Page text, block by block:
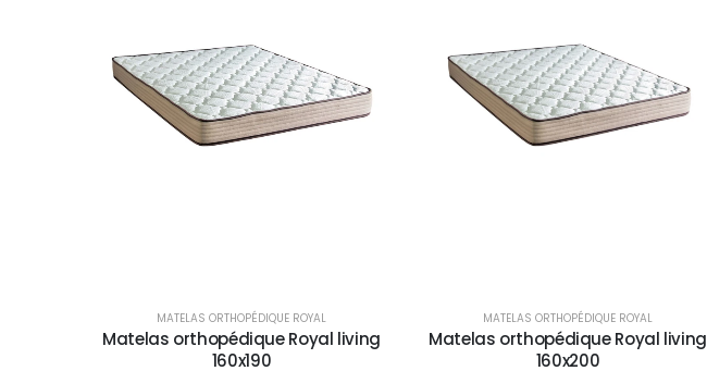
MATELAS ORTHOPÉDIQUE ROYAL
Matelas orthopédique Royal living
160x190
MATELAS ORTHOPÉDIQUE ROYAL
Matelas orthopédique Royal living
160x200